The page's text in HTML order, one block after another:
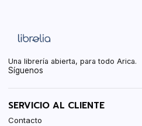
Una librería abierta, para todo Arica.
Síguenos
SERVICIO AL CLIENTE
Contacto